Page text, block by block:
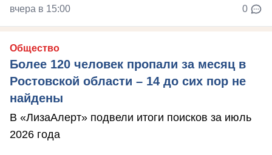
вчера в 15:00 0
Общество
Более 120 человек пропали за месяц в
Ростовской области – 14 до сих пор не
найдены
В «ЛизаАлерт» подвели итоги поисков за июль
2026 года